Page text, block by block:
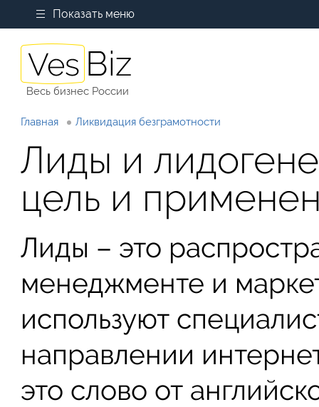
Показать меню
Весь бизнес России
Главная Ликвидация безграмотности
Лиды и
цель и
Лиды – это
менеджменте и
используют
направлении
это слово от